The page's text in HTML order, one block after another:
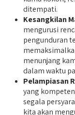
ditempati.
Kesangkilan
mengurusi
pengunduran
menunjang
dalam waktu
Pelampiasan
yang
segala
kita akan